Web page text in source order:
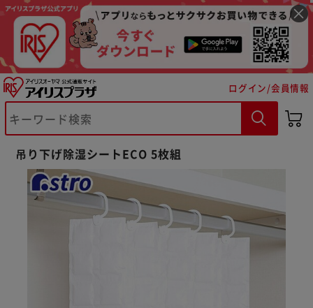
ログイン/会員情報
吊り下げ除湿シートECO 5枚組
※ご確認ください